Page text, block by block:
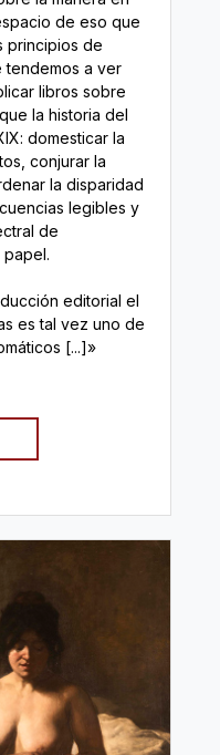
de eso que
principios de
tendemos a ver
libros sobre
la historia del
domesticar la
conjurar la
la disparidad
legibles y
de
editorial el
es tal vez uno de
[...]»